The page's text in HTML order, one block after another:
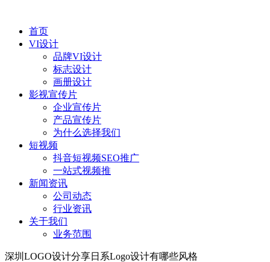
首页
VI设计
品牌VI设计
标志设计
画册设计
影视宣传片
企业宣传片
产品宣传片
为什么选择我们
短视频
抖音短视频SEO推广
一站式视频推
新闻资讯
公司动态
行业资讯
关于我们
业务范围
深圳LOGO设计分享日系Logo设计有哪些风格